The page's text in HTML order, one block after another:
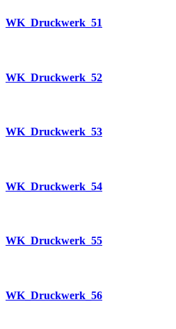
WK_Druckwerk_51
WK_Druckwerk_52
WK_Druckwerk_53
WK_Druckwerk_54
WK_Druckwerk_55
WK_Druckwerk_56